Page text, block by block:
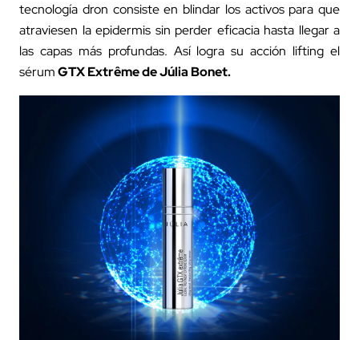
tecnología dron consiste en blindar los activos para que
atraviesen la epidermis sin perder eficacia hasta llegar a
las capas más profundas. Así logra su acción lifting el
sérumGTX Extrêmede Júlia Bonet.